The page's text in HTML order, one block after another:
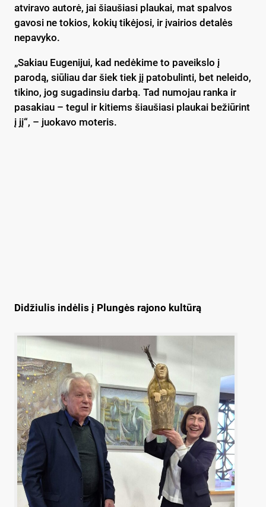
atviravo autorė, jai šiaušiasi plaukai, mat spalvos
gavosi ne tokios, kokių tikėjosi, ir įvairios detalės
nepavyko.
„Sakiau Eugenijui, kad nedėkime to paveikslo į
parodą, siūliau dar šiek tiek jį patobulinti, bet neleido,
tikino, jog sugadinsiu darbą. Tad numojau ranka ir
pasakiau – tegul ir kitiems šiaušiasi plaukai bežiūrint
į jį“, – juokavo moteris.
Didžiulis indėlis į Plungės rajono kultūrą